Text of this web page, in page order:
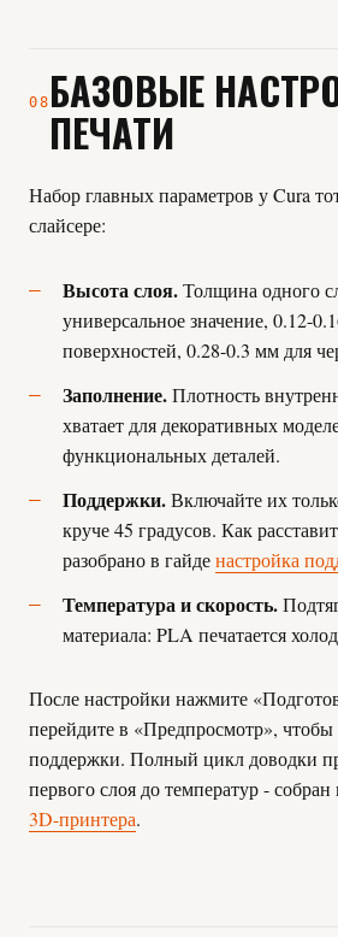
08 БАЗОВЫЕ
ПЕЧАТИ
Набор главных параметров у Cura
слайсере:
Высота слоя.Толщина одного
универсальное значение, 0.12-
поверхностей, 0.28-0.3 мм для
Заполнение.Плотность
хватает для декоративных
функциональных деталей.
Поддержки.Включайте их
круче 45 градусов. Как
разобрано в гайденастройка
Температура и скорость.
материала: PLA печатается
После настройки нажмите
перейдите в «Предпросмотр», чтобы
поддержки. Полный цикл доводки
первого слоя до температур - собран
3D-принтера.